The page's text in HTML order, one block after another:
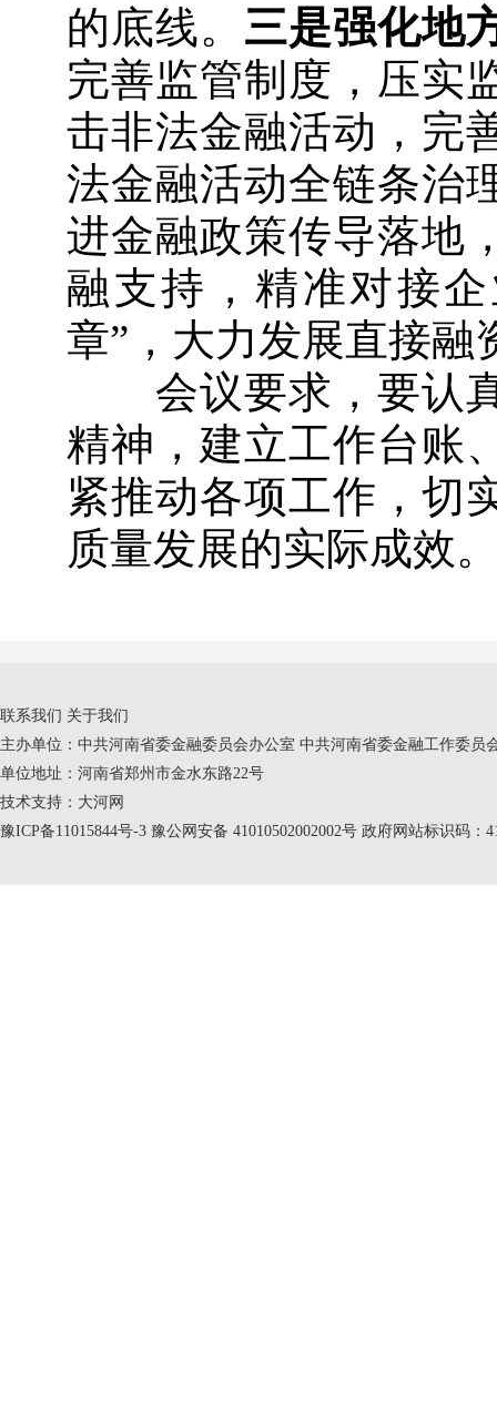
的底线。 三是强化地
完善监管制度，压实
击非法金融活动，完
法金融活动全链条治
进金融政策传导落地
融支持，精准对接
章”，大力发展直接融
会议要求，要认真
精神，建立工作台账
紧推动各项工作，切
质量发展的实际成效
联系我们 关于我们
主办单位：中共河南省委金融委员会办公室 中共河南省委金融工作委员
单位地址：河南省郑州市金水东路22号
技术支持： 大河网
豫ICP备11015844号-3 豫公网安备 41010502002002号 政府网站标识码：